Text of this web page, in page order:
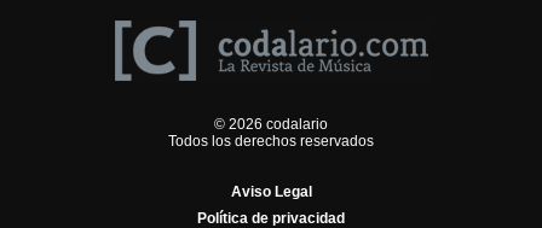
© 2026 codalario
Todos los derechos reservados
Aviso Legal
Política de privacidad